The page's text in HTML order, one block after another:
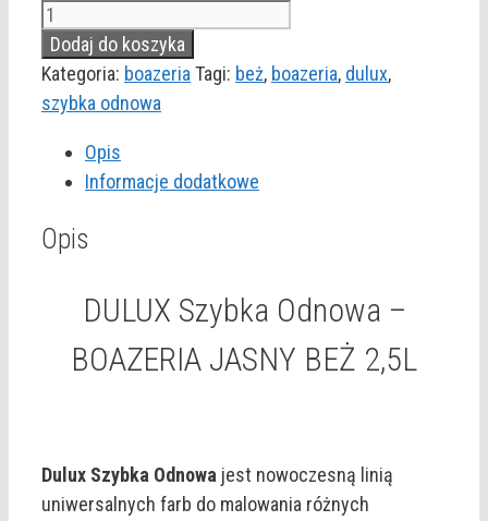
ilość
DULUX
Szybka
Odnowa
BOAZERIA
JASNY
2,5L
Dodaj do koszyka
Kategoria: boazeria Tagi: beż, boazeria, dulux,
szybka odnowa
Opis
Informacje dodatkowe
Opis
DULUX Szybka Odnowa –
BOAZERIA JASNY BEŻ 2,5L
Dulux Szybka Odnowa jest nowoczesną linią
uniwersalnych farb do malowania różnych